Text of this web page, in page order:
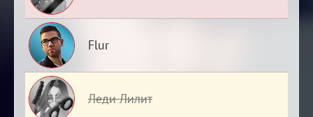
Flur
Леди Лилит